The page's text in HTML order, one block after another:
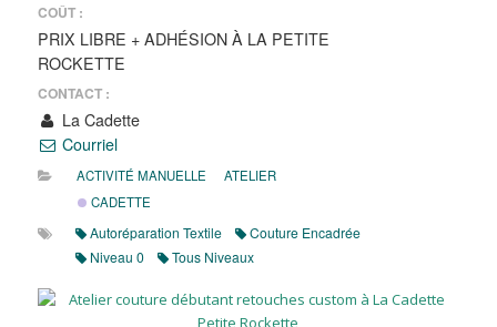
COÛT :
PRIX LIBRE + ADHÉSION À LA PETITE
ROCKETTE
CONTACT :
La Cadette
Courriel
ACTIVITÉ MANUELLE
ATELIER
CADETTE
Autoréparation Textile
Couture Encadrée
Niveau 0
Tous Niveaux